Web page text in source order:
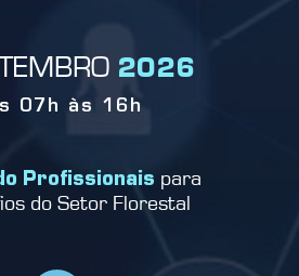
2026
07h às 16h
Profissionais para
do Setor Florestal